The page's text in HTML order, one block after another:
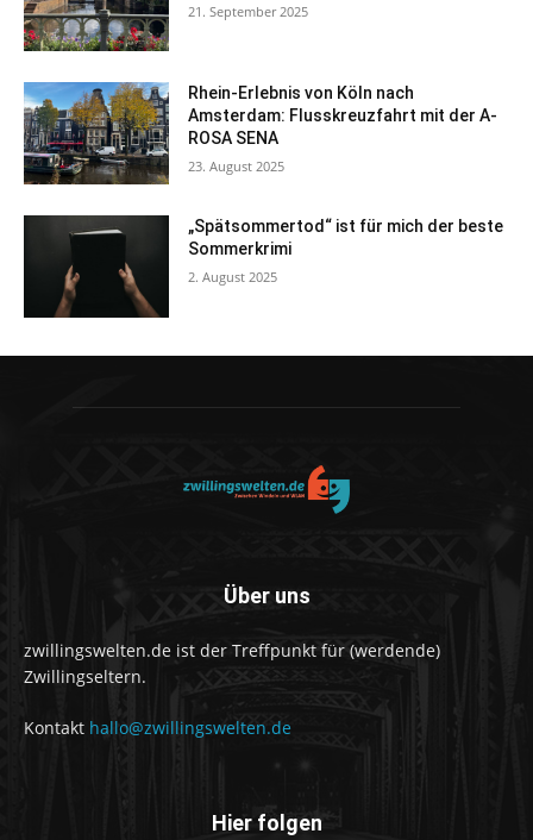
21. September 2025
Rhein-Erlebnis von Köln nach
Amsterdam: Flusskreuzfahrt mit der A-
ROSA SENA
23. August 2025
„Spätsommertod“ ist für mich der beste
Sommerkrimi
2. August 2025
Über uns
zwillingswelten.de ist der Treffpunkt für (werdende)
Zwillingseltern.
Kontakt hallo@zwillingswelten.de
Hier folgen